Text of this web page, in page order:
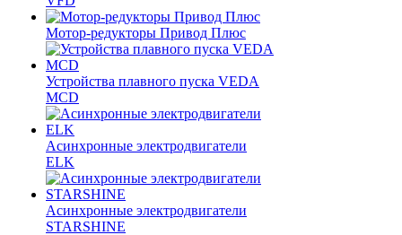
Мотор-редукторы Привод Плюс
Устройства плавного пуска VEDA
MCD
Асинхронные электродвигатели
ELK
Асинхронные электродвигатели
STARSHINE